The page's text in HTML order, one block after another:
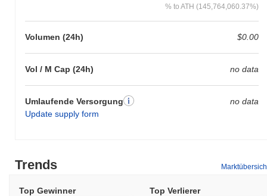
% to ATH (145,764,060.37%)
Volumen (24h) $0.00
Vol / M Cap (24h) no data
Umlaufende Versorgung
Update supply form
no data
Trends
Top Gewinner Top Verlierer